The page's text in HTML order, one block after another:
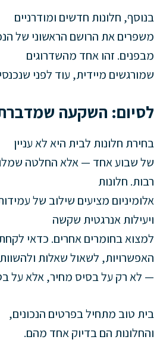
בנוסף, חלונות חדשים ומודרניים
משפרים את הרושם הראשוני של
מבפנים. זהו אחד מהשדרוגים
שמורגשים מיידית, עוד לפני
לסיום: השקעה
בחירת חלונות לבית היא לא עניין
של שבוע אחד — אלא החלטה
רבות. חלונות
אלומיניום מציעים שילוב של
ויעילות אנרגטית שקשה
למצוא בחומרים אחרים. כדאי
האפשרויות, לשאול שאלות ולהשוות
— לא רק על בסיס מחיר, אלא על
בית טוב מתחיל בפרטים הנכונים,
והחלונות הם בדיוק אחד מהם.